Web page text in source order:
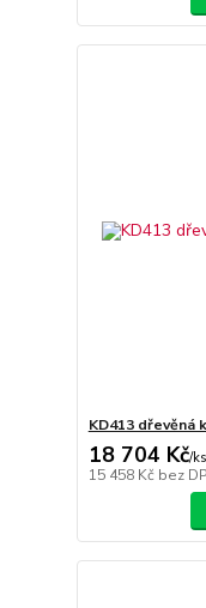
KD413 dřevěná
18 704 Kč/ks
15 458 Kč bez